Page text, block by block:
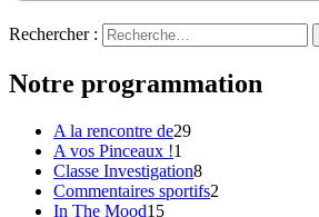
Rechercher :
Notre programmation
A la rencontre de29
A vos Pinceaux !1
Classe Investigation8
Commentaires sportifs2
In The Mood15